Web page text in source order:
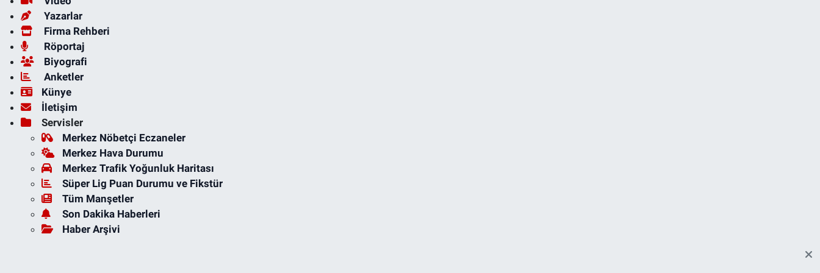
Yazarlar
Firma Rehberi
Röportaj
Biyografi
Anketler
Künye
İletişim
Servisler
Merkez Nöbetçi Eczaneler
Merkez Hava Durumu
Merkez Trafik Yoğunluk Haritası
Süper Lig Puan Durumu ve Fikstür
Tüm Manşetler
Son Dakika Haberleri
Haber Arşivi